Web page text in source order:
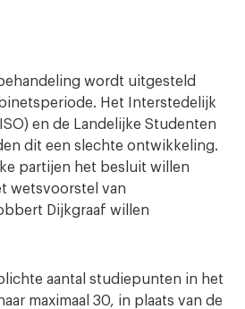
wordt uitgesteld
Het Interstedelijk
en de Landelijke Studenten
dit een slechte ontwikkeling.
partijen het besluit willen
wetsvoorstel van
Dijkgraaf willen
aantal studiepunten in het
maximaal 30, in plaats van de